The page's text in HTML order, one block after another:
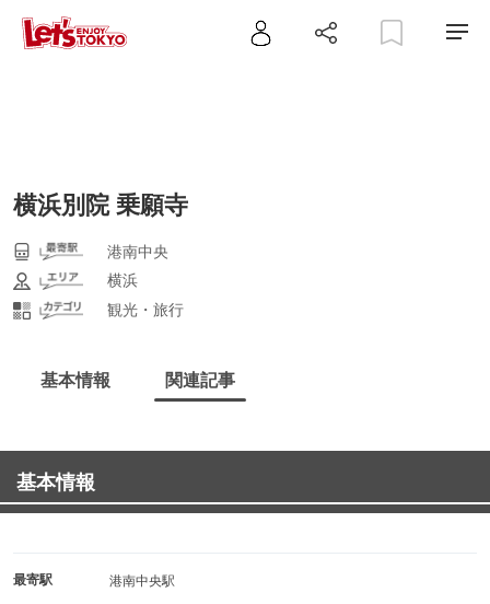
横浜別院 乗願寺
港南中央
横浜
観光・旅行
基本情報 関連記事
基本情報
最寄駅 港南中央駅